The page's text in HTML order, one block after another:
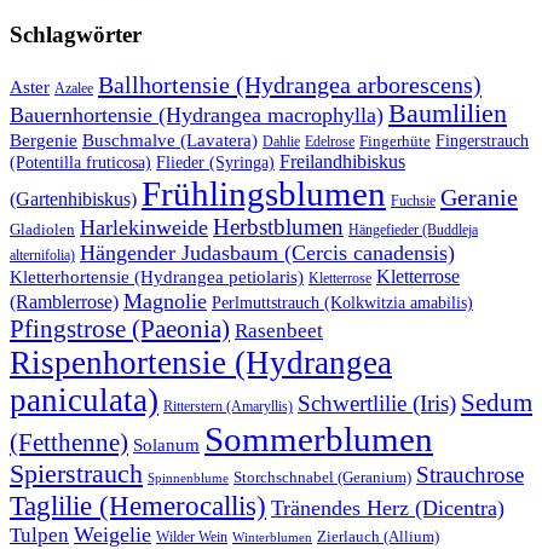
Schlagwörter
Aster Azalee Ballhortensie (Hydrangea arborescens)
Bauernhortensie (Hydrangea macrophylla) Baumlilien
Bergenie Buschmalve (Lavatera) Dahlie Edelrose Fingerhüte Fingerstrauch
(Potentilla fruticosa) Flieder (Syringa) Freilandhibiskus
(Gartenhibiskus) Frühlingsblumen Fuchsie Geranie
Gladiolen Harlekinweide Herbstblumen Hängefieder (Buddleja
alternifolia) Hängender Judasbaum (Cercis canadensis)
Kletterhortensie (Hydrangea petiolaris) Kletterrose Kletterrose
(Ramblerrose) Magnolie Perlmuttstrauch (Kolkwitzia amabilis)
Pfingstrose (Paeonia) Rasenbeet
Rispenhortensie (Hydrangea
paniculata) Ritterstern (Amaryllis) Schwertlilie (Iris) Sedum
(Fetthenne) Solanum Sommerblumen
Spierstrauch Spinnenblume Storchschnabel (Geranium) Strauchrose
Taglilie (Hemerocallis) Tränendes Herz (Dicentra)
Tulpen Weigelie Wilder Wein Winterblumen Zierlauch (Allium)